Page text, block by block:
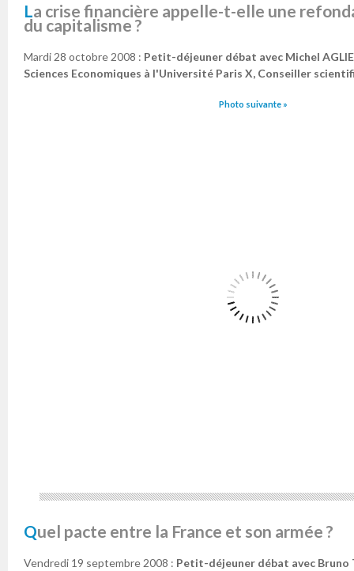
La crise financière appelle-t-elle une refondation des règles
du capitalisme ?
Mardi 28 octobre 2008 : Petit-déjeuner débat avec Michel
Sciences Economiques à l'Université Paris X, Conseiller
Photo suivante »
Quel pacte entre la France et son armée ?
Vendredi 19 septembre 2008 : Petit-déjeuner débat avec Bruno